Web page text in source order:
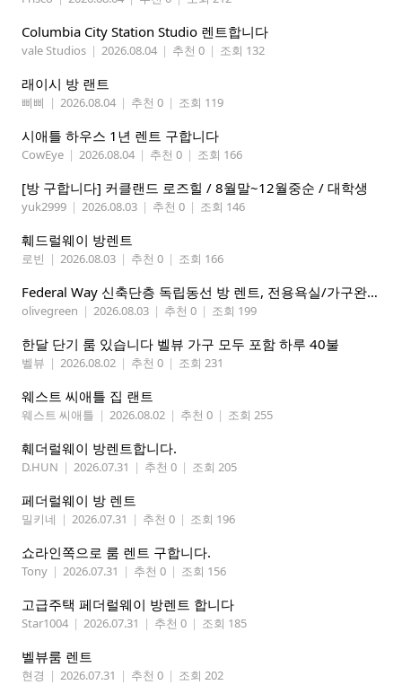
Columbia City Station Studio 렌트합니다
vale Studios | 2026.08.04 | 추천 0 | 조회 132
래이시 방 랜트
삐삐 | 2026.08.04 | 추천 0 | 조회 119
시애틀 하우스 1년 렌트 구합니다
CowEye | 2026.08.04 | 추천 0 | 조회 166
[방 구합니다] 커클랜드 로즈힐 / 8월말~12월중순 / 대학생
yuk2999 | 2026.08.03 | 추천 0 | 조회 146
훼드럴웨이 방렌트
로빈 | 2026.08.03 | 추천 0 | 조회 166
Federal Way 신축단층 독립동선 방 렌트, 전용욕실/가구완비 (여자분)
olivegreen | 2026.08.03 | 추천 0 | 조회 199
한달 단기 룸 있습니다 벨뷰 가구 모두 포함 하루 40불
벨뷰 | 2026.08.02 | 추천 0 | 조회 231
웨스트 씨애틀 집 랜트
웨스트 씨애틀 | 2026.08.02 | 추천 0 | 조회 255
훼더럴웨이 방렌트합니다.
D.HUN | 2026.07.31 | 추천 0 | 조회 205
페더럴웨이 방 렌트
밀키네 | 2026.07.31 | 추천 0 | 조회 196
쇼라인쪽으로 룸 렌트 구합니다.
Tony | 2026.07.31 | 추천 0 | 조회 156
고급주택 페더럴웨이 방렌트 합니다
Star1004 | 2026.07.31 | 추천 0 | 조회 185
벨뷰룸 렌트
현경 | 2026.07.31 | 추천 0 | 조회 202